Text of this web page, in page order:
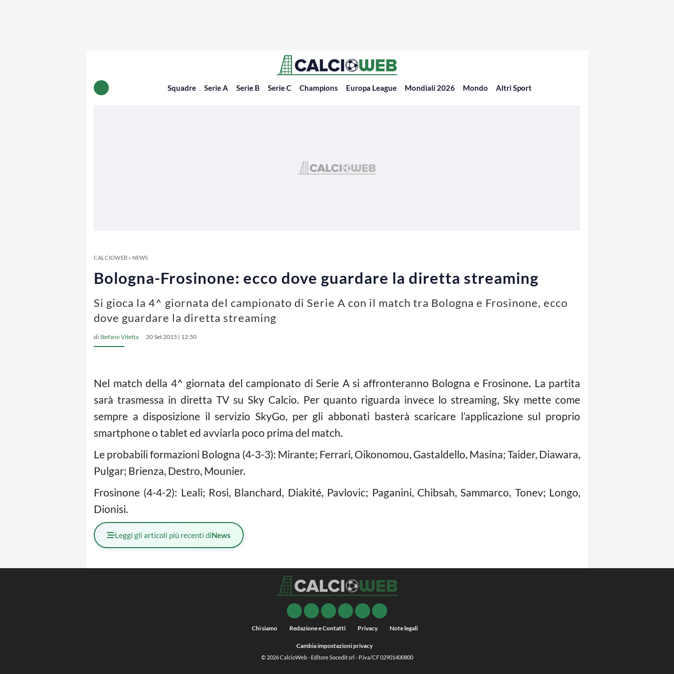
Squadre Serie A Serie B Serie C Champions Europa League Mondiali 2026 Mondo Altri Sport
CALCIOWEB» NEWS
Bologna-Frosinone: ecco dove guardare la diretta streaming
Si gioca la 4^ giornata del campionato di Serie A con il match tra Bologna e Frosinone, ecco
dove guardare la diretta streaming
diStefano Vitetta 20 Set 2015 | 12:50
Nel match della 4^ giornata del campionato di Serie A si affronteranno Bologna e Frosinone. La partita
sarà trasmessa in diretta TV su Sky Calcio. Per quanto riguarda invece lo streaming, Sky mette come
sempre a disposizione il servizio SkyGo, per gli abbonati basterà scaricare l’applicazione sul proprio
smartphone o tablet ed avviarla poco prima del match.
Le probabili formazioni Bologna (4-3-3): Mirante; Ferrari, Oikonomou, Gastaldello, Masina; Taider, Diawara,
Pulgar; Brienza, Destro, Mounier.
Frosinone (4-4-2): Leali; Rosi, Blanchard, Diakité, Pavlovic; Paganini, Chibsah, Sammarco, Tonev; Longo,
Dionisi.
Leggi gli articoli più recenti diNews
Chi siamo Redazione e Contatti Privacy Note legali
Cambia impostazioni privacy
© 2026CalcioWeb- Editore Socedit srl - P.iva/CF 02901400800